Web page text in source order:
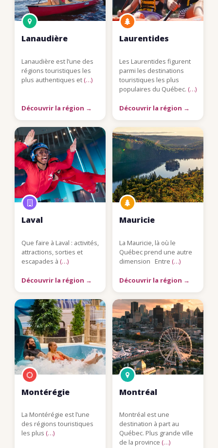
Lanaudière
Lanaudière est l’une des
régions touristiques les
plus authentiques et(…)
Découvrir la région →
Laurentides
Les Laurentides figurent
parmi les destinations
touristiques les plus
populaires du Québec. (…)
Découvrir la région →
Laval
Que faire à Laval : activités,
attractions, sorties et
escapades à (…)
Découvrir la région →
Mauricie
La Mauricie, là où le
Québec prend une autre
dimension Entre (…)
Découvrir la région →
Montérégie
La Montérégie est l’une
des régions touristiques
les plus (…)
Montréal
Montréal est une
destination à part au
Québec. Plus grande ville
de la province (…)